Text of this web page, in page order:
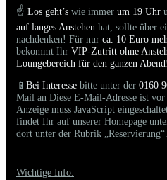
☝️ Los geht’s wie immer um 19 Uhr
auf langes Anstehen hat, sollte über
nachdenken! Für nur ca. 10 Euro
bekommt Ihr VIP-Zutritt ohne
Loungebereich für den ganzen Abend!
📱 Bei Interesse bitte unter der 0160
Mail an Diese E-Mail-Adresse ist
Anzeige muss JavaScript
findet Ihr auf unserer Homepage
dort unter der Rubrik „Reservierung“.
Wichtige Info: